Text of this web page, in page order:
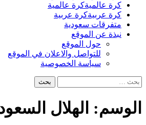
كرة عالميةكرة عالمية
كرة عربيةكرة عربية
متفرقات سعودية
نبذة عن الموقع
حول الموقع
للتواصل والاعلان في الموقع
سياسة الخصوصية
البحث
عن:
الوسم: الهلال